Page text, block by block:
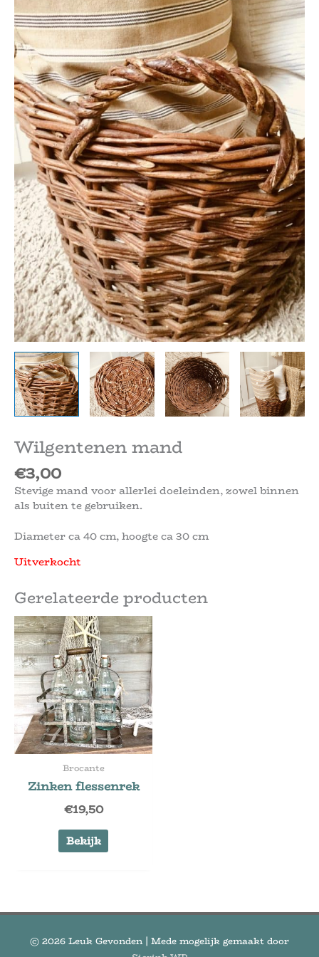
Wilgentenen mand
€3,00
Stevige mand voor allerlei doeleinden, zowel binnen
als buiten te gebruiken.
Diameter ca 40 cm, hoogte ca 30 cm
Uitverkocht
Gerelateerde producten
Brocante
Zinken flessenrek
€19,50
Bekijk
© 2026 Leuk Gevonden | Mede mogelijk gemaakt door